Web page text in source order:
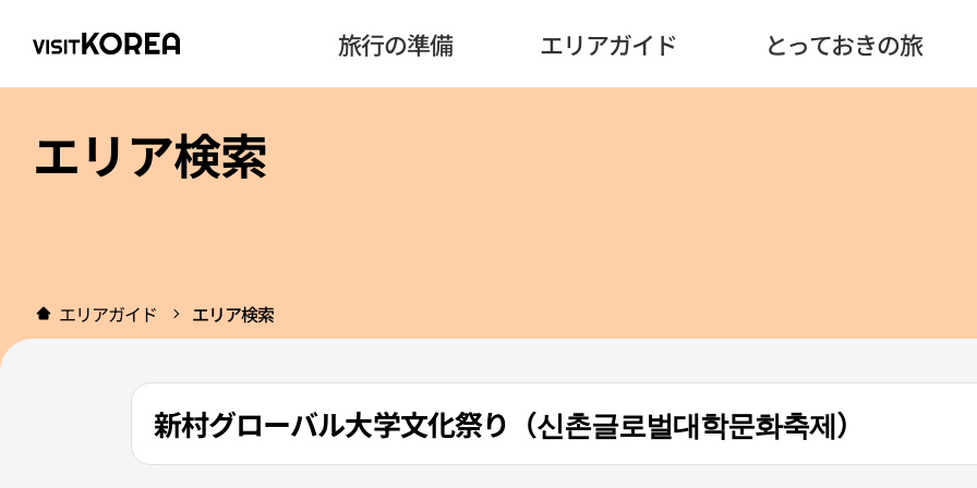
旅行の準備 エリアガイド とっておきの旅
エリア検索
エリアガイド エリア検索
新村グローバル大学文化祭り（신촌글로벌대학문화축제）